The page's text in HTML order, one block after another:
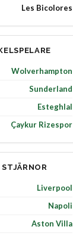
Les Bicolores
Wolverhampton
Sunderland
Esteghlal
Çaykur Rizespor
Liverpool
Napoli
Aston Villa